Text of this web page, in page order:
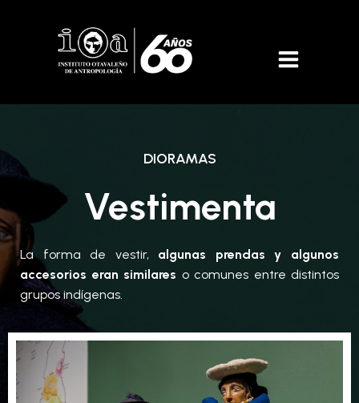
DIORAMAS
Vestimenta
La forma de vestir, algunas prendas y algunos
accesorios eran similares o comunes entre distintos
grupos indígenas.